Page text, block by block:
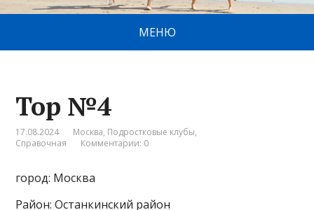
МЕНЮ
Top №4
17.08.2024 Москва, Подростковые клубы,
Справочная
Комментарии: 0
город: Москва
Район: Останкинский район